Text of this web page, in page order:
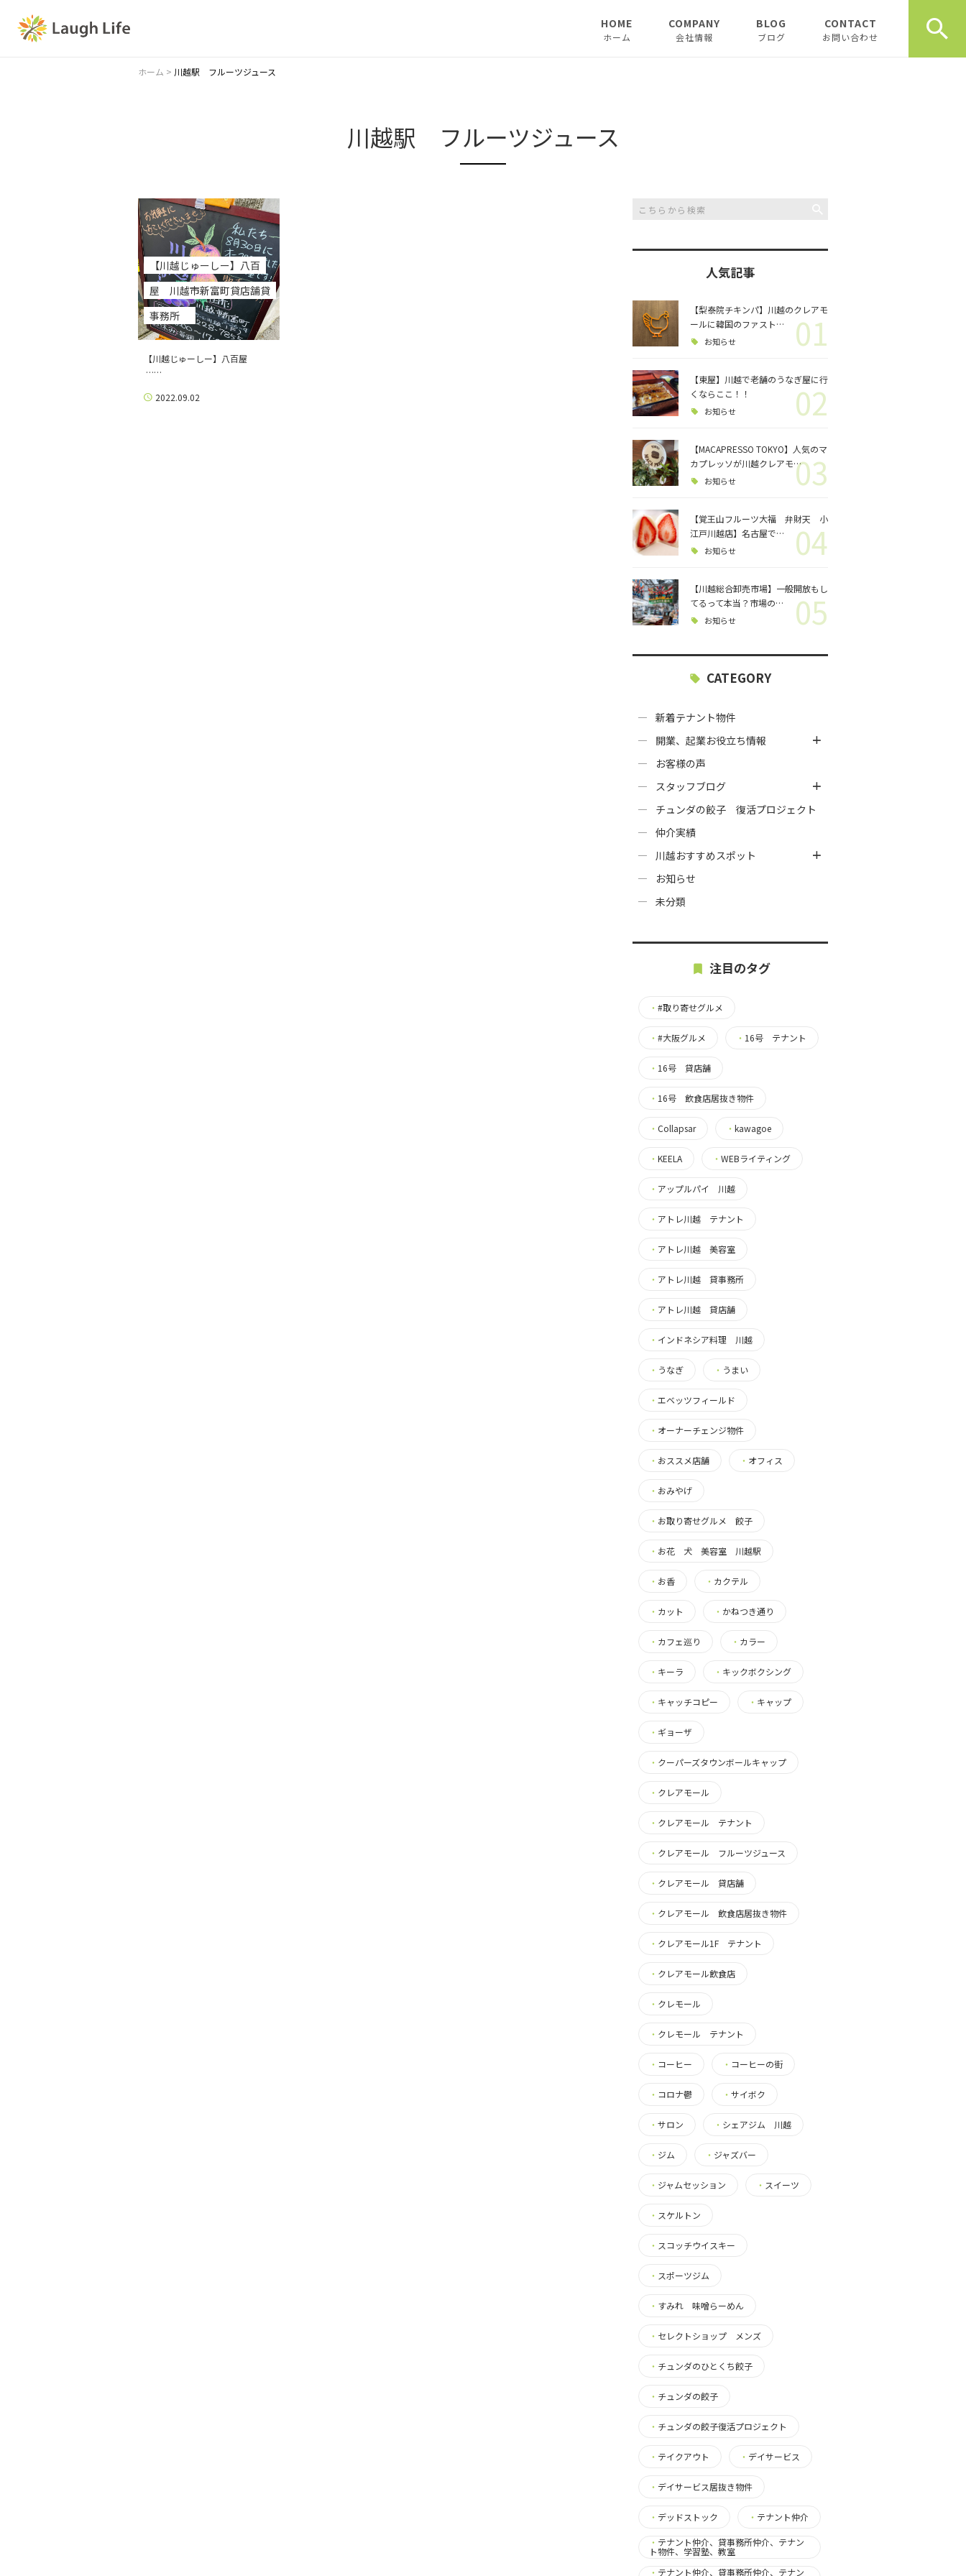
HOME
ホーム
COMPANY
会社情報
BLOG
ブログ
チュンダの餃子 復活プ
ロジェクト
CONTACT
お問い合わせ
ホーム > 川越駅 フルーツジュース
川越駅 フルーツジュース
【川越じゅーしー】八百
屋 川越市新富町貸店舗貸
事務所
【川越じゅーしー】八百屋
……
2022.09.02
人気記事
【梨泰院チキンパ】川越のクレアモ
ールに韓国のファスト…
お知らせ 01
【東屋】川越で老舗のうなぎ屋に行
くならここ！！
お知らせ 02
【MACAPRESSO TOKYO】人気のマ
カプレッソが川越クレアモ…
お知らせ 03
【覚王山フルーツ大福 弁財天 小
江戸川越店】名古屋で…
お知らせ 04
【川越総合卸売市場】一般開放もし
てるって本当？市場の…
お知らせ 05
CATEGORY
新着テナント物件
開業、起業お役立ち情報
お客様の声
スタッフブログ
チュンダの餃子 復活プロジェクト
仲介実績
川越おすすめスポット
お知らせ
未分類
注目のタグ
・ #取り寄せグルメ
・ #大阪グルメ ・ 16号 テナント
・ 16号 貸店舗
・ 16号 飲食店居抜き物件
・ Collapsar ・ kawagoe
・ KEELA ・ WEBライティング
・ アップルパイ 川越
・ アトレ川越 テナント
・ アトレ川越 美容室
・ アトレ川越 貸事務所
・ アトレ川越 貸店舗
・ インドネシア料理 川越
・ うなぎ ・ うまい
・ エベッツフィールド
・ オーナーチェンジ物件
・ おススメ店舗 ・ オフィス
・ おみやげ
・ お取り寄せグルメ 餃子
・ お花 犬 美容室 川越駅
・ お香 ・ カクテル
・ カット ・ かねつき通り
・ カフェ巡り ・ カラー
・ キーラ ・ キックボクシング
・ キャッチコピー ・ キャップ
・ ギョーザ
・ クーパーズタウンボールキャップ
・ クレアモール
・ クレアモール テナント
・ クレアモール フルーツジュース
・ クレアモール 貸店舗
・ クレアモール 飲食店居抜き物件
・ クレアモール1F テナント
・ クレアモール飲食店
・ クレモール
・ クレモール テナント
・ コーヒー ・ コーヒーの街
・ コロナ鬱 ・ サイボク
・ サロン ・ シェアジム 川越
・ ジム ・ ジャズバー
・ ジャムセッション ・ スイーツ
・ スケルトン
・ スコッチウイスキー
・ スポーツジム
・ すみれ 味噌らーめん
・ セレクトショップ メンズ
・ チュンダのひとくち餃子
・ チュンダの餃子
・ チュンダの餃子復活プロジェクト
・ テイクアウト ・ デイサービス
・ デイサービス居抜き物件
・ デッドストック ・ テナント仲介
・ テナント仲介、貸事務所仲介、テナン
ト物件、学習塾、教室
・ テナント仲介、貸事務所仲介、テナン